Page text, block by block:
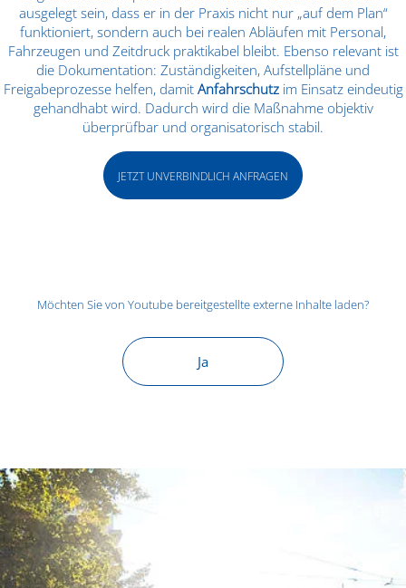
ausgelegt sein, dass er in der Praxis nicht nur „auf dem Plan“
funktioniert, sondern auch bei realen Abläufen mit Personal,
Fahrzeugen und Zeitdruck praktikabel bleibt. Ebenso relevant ist
die Dokumentation: Zuständigkeiten, Aufstellpläne und
Freigabeprozesse helfen, damit Anfahrschutzim Einsatz eindeutig
gehandhabt wird. Dadurch wird die Maßnahme objektiv
überprüfbar und organisatorisch stabil.
JETZT UNVERBINDLICH ANFRAGEN
Möchten Sie von Youtube bereitgestellte externe Inhalte laden?
Ja